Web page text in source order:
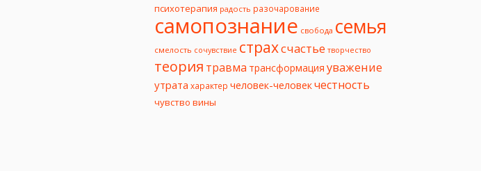
психотерапия радость разочарование
самопознание свобода семья
смелость сочувствие страхсчастье творчество
теория травма трансформация уважение
утрата характер человек-человекчестность
чувство вины